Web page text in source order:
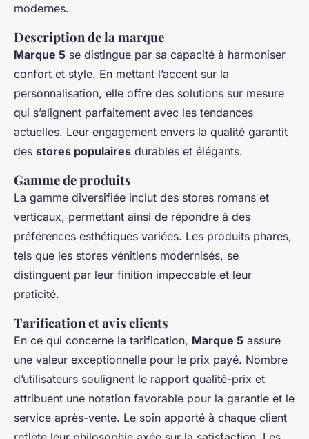
modernes.
Description de la marque
Marque 5 se distingue par sa capacité à harmoniser
confort et style. En mettant l’accent sur la
personnalisation, elle offre des solutions sur mesure
qui s’alignent parfaitement avec les tendances
actuelles. Leur engagement envers la qualité garantit
des stores populaires durables et élégants.
Gamme de produits
La gamme diversifiée inclut des stores romans et
verticaux, permettant ainsi de répondre à des
préférences esthétiques variées. Les produits phares,
tels que les stores vénitiens modernisés, se
distinguent par leur finition impeccable et leur
praticité.
Tarification et avis clients
En ce qui concerne la tarification, Marque 5 assure
une valeur exceptionnelle pour le prix payé. Nombre
d’utilisateurs soulignent le rapport qualité-prix et
attribuent une notation favorable pour la garantie et le
service après-vente. Le soin apporté à chaque client